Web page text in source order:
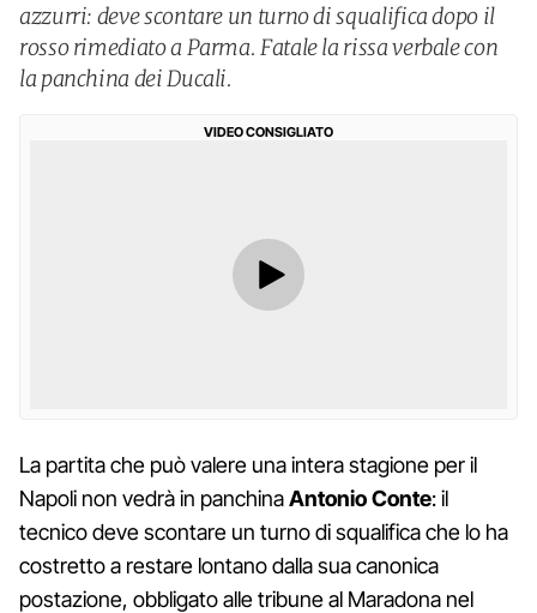
azzurri: deve scontare un turno di squalifica dopo il
rosso rimediato a Parma. Fatale la rissa verbale con
la panchina dei Ducali.
VIDEO CONSIGLIATO
La partita che può valere una intera stagione per il
Napoli non vedrà in panchinaAntonio Conte: il
tecnico deve scontare un turno di squalifica che lo ha
costretto a restare lontano dalla sua canonica
postazione, obbligato alle tribune al Maradona nel